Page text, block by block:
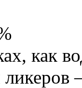
как
ликеров